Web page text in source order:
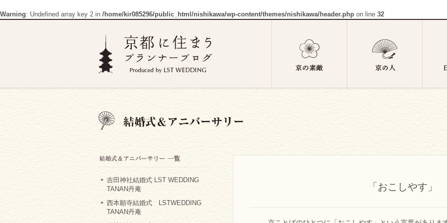
Warning: Undefined array key 2 in /home/kir085296/public_html/nishikawa/wp-content/themes/nishikawa/header.php on line 32
吉田神社結婚式 LST WEDDING
TANAN丹庵
西本願寺結婚式 LSTWEDDING
TANAN丹庵
「おこしやす」